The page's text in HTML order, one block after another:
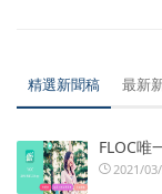
精選新聞稿 最新
FLOC唯
2021/